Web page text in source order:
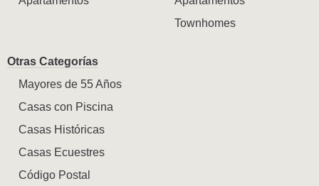
Townhomes
Otras Categorías
Mayores de 55 Años
Casas con Piscina
Casas Históricas
Casas Ecuestres
Código Postal